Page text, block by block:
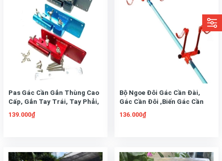
Pas Gác Cần Gắn Thùng Cao
Cấp, Gắn Tay Trái, Tay Phải,
Gắn Giữa Thùng, Gắn Gác
Săn Hàng
139.000₫
Bộ Ngoe Đôi Gác Cần Đài,
Gác Cần Đôi ,Biến Gác Cần
Đơn Thành Gác Cầu Đôi
136.000₫